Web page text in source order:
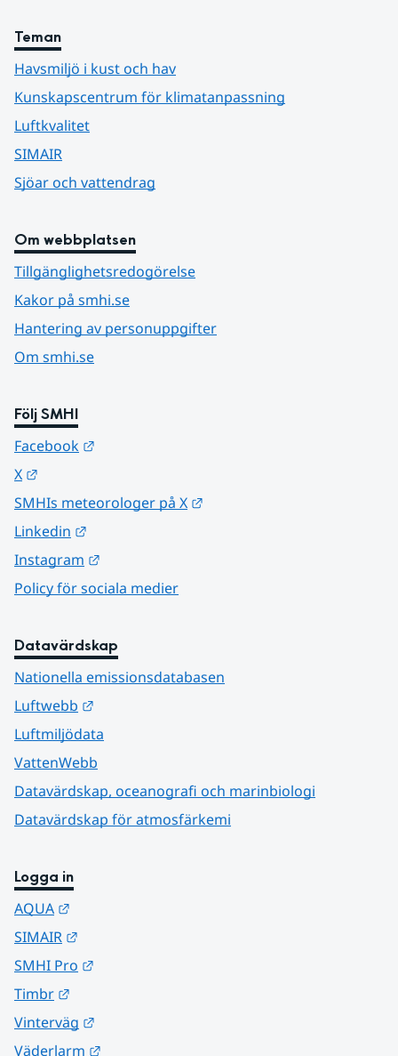
Teman
Havsmiljö i kust och hav
Kunskapscentrum för klimatanpassning
Luftkvalitet
SIMAIR
Sjöar och vattendrag
Om webbplatsen
Tillgänglighetsredogörelse
Kakor på smhi.se
Hantering av personuppgifter
Om smhi.se
Följ SMHI
Facebook
X
SMHIs meteorologer på X
Linkedin
Instagram
Policy för sociala medier
Datavärdskap
Nationella emissionsdatabasen
Luftwebb
Luftmiljödata
VattenWebb
Datavärdskap, oceanografi och marinbiologi
Datavärdskap för atmosfärkemi
Logga in
AQUA
SIMAIR
SMHI Pro
Timbr
Vinterväg
Väderlarm